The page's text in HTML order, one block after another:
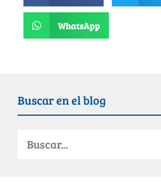
WhatsApp
Buscar en el blog